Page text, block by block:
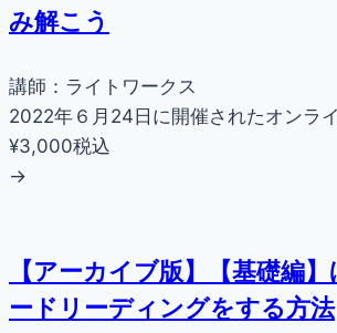
み解こう
講師：ライトワークス
2022年６月24日に開催されたオンラ
¥3,000税込
→
【アーカイブ版】【基礎編
ードリーディングをする方法